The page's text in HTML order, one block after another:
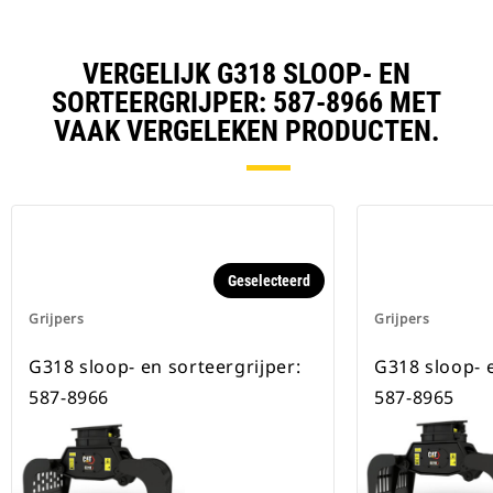
VERGELIJK G318 SLOOP- EN
SORTEERGRIJPER: 587-8966 MET
VAAK VERGELEKEN PRODUCTEN.
Grijpers
Geselecteerd
G318 sloop- en sorteergrijper:
587-8966
Grijpers
G318 sloop-
587-8965